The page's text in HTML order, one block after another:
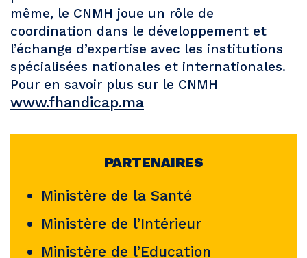
même, le CNMH joue un rôle de
coordination dans le développement et
l’échange d’expertise avec les institutions
spécialisées nationales et internationales.
Pour en savoir plus sur le CNMH
www.fhandicap.ma
PARTENAIRES
Ministère de la Santé
Ministère de l’Intérieur
Ministère de l’Education